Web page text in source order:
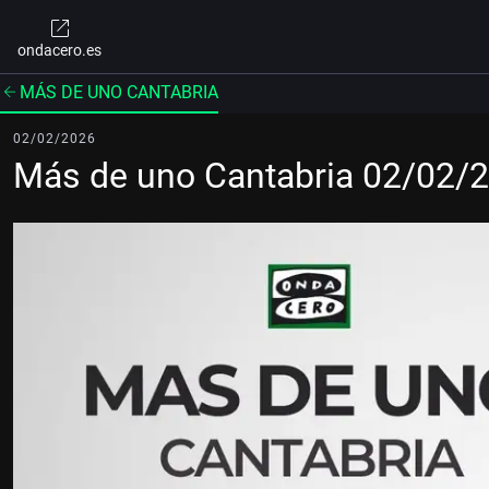
ondacero.es
MÁS DE UNO CANTABRIA
02/02/2026
Más de uno Cantabria 02/02/